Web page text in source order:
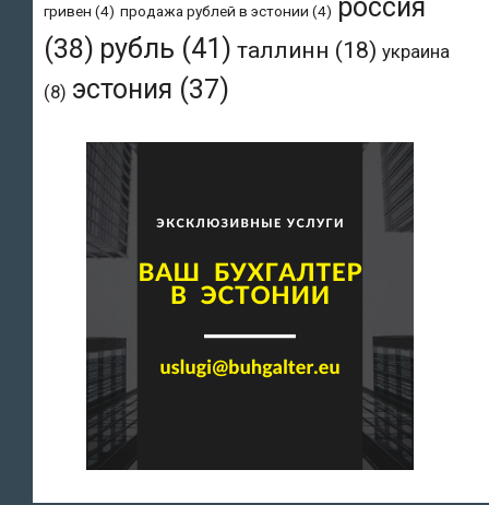
гривен (4) продажа рублей в эстонии (4) россия
(38) рубль (41) таллинн (18) украина
(8) эстония (37)